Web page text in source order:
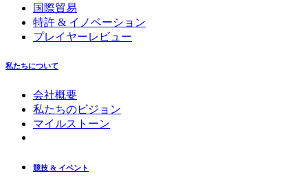
国際貿易
特許 & イノベーション
プレイヤーレビュー
私たちについて
会社概要
私たちのビジョン
マイルストーン
競技 & イベント